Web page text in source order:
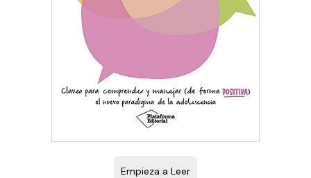
Empieza a Leer